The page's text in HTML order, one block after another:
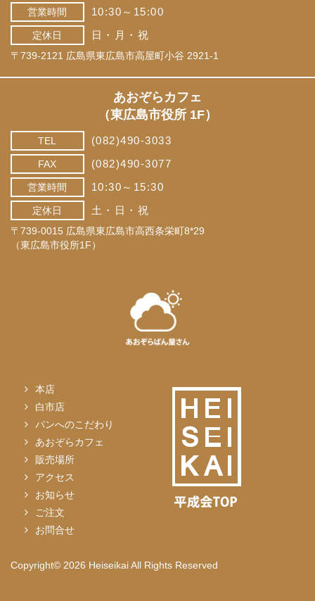
営業時間 10:30～15:00
定休日 日・月・祝
〒739-2121 広島県東広島市高屋町小谷 2921-1
あおぞらカフェ
（東広島市役所 1F）
TEL (082)490-3033
FAX (082)490-3077
営業時間 10:30～15:30
定休日 土・日・祝
〒739-0015 広島県東広島市高西条栄町8*29
（東広島市役所1F）
本店
白市店
パンへのこだわり
あおぞらカフェ
販売場所
アクセス
お知らせ
ご注文
お問合せ
Copyright© 2026 Heiseikai All Rights Reserved